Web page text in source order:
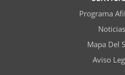
Programa
Noticias
Mapa Del
Aviso